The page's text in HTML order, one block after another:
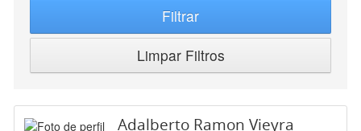
Filtrar
Limpar Filtros
Adalberto Ramon Vieyra